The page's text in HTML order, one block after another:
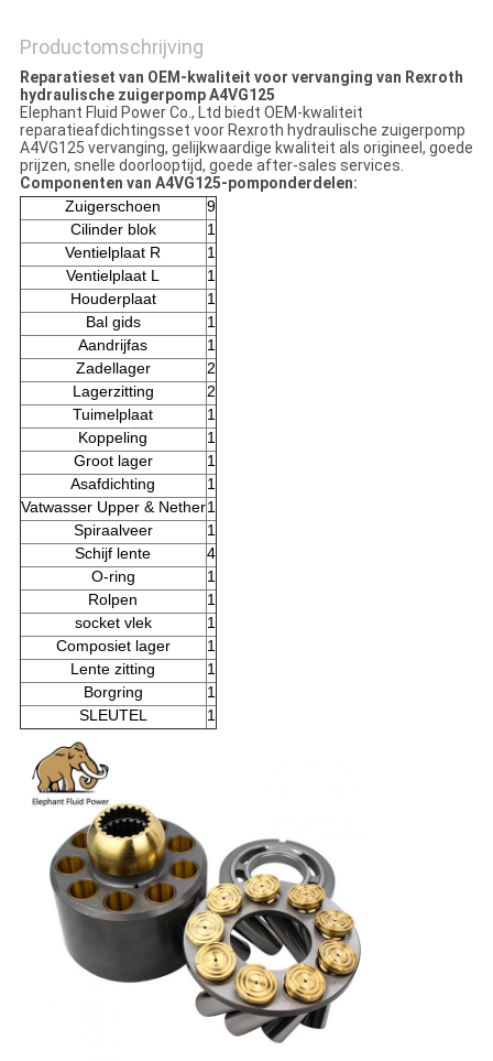
Productomschrijving
Reparatieset van OEM-kwaliteit voor vervanging van Rexroth
hydraulische zuigerpomp A4VG125
Elephant Fluid Power Co., Ltd biedt OEM-kwaliteit
reparatieafdichtingsset voor Rexroth hydraulische zuigerpomp
A4VG125 vervanging, gelijkwaardige kwaliteit als origineel, goede
prijzen, snelle doorlooptijd, goede after-sales services.
Componenten van A4VG125-pomponderdelen:
Zuigerschoen
9
Cilinder blok
1
Ventielplaat R
1
Ventielplaat L
1
Houderplaat
1
Bal gids
1
Aandrijfas
1
Zadellager
2
Lagerzitting
2
Tuimelplaat
1
Koppeling
1
Groot lager
1
Asafdichting
1
Vatwasser Upper & Nether1
Spiraalveer
1
Schijf lente
4
O-ring
1
Rolpen
1
socket vlek
1
Composiet lager
1
Lente zitting
1
Borgring
1
SLEUTEL
1